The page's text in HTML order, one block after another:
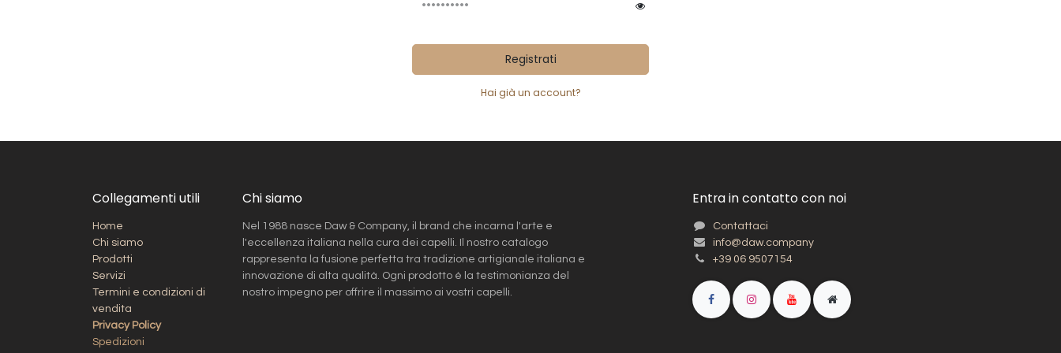
Registrati
Hai già un account?
Collegamenti utili
Home
Chi siamo
Prodotti
Servizi
Termini e condizioni di
vendita
Privacy Policy
Spedizioni​
Chi siamo
Nel 1988 nasce Daw & Company, il brand che incarna l'arte e
l'eccellenza italiana nella cura dei capelli. Il nostro catalogo
rappresenta la fusione perfetta tra tradizione artigianale italiana e
innovazione di alta qualità. Ogni prodotto è la testimonianza del
nostro impegno per offrire il massimo ai vostri capelli.
Entra in contatto con noi
Contattaci
info@daw.company
+39 06 9507154